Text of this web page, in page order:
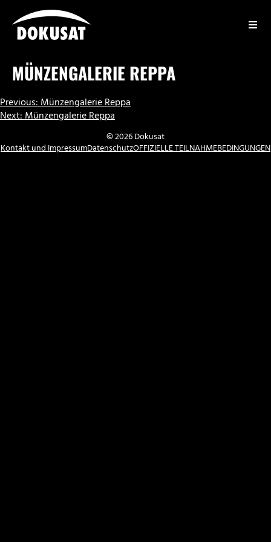
Inhalt
springen
MÜNZENGALERIE REPPA
BEITRAGSNAVIGATION
Previous:Münzengalerie Reppa
Next:Münzengalerie Reppa
© 2026 Dokusat
Kontakt und ImpressumDatenschutzOFFIZIELLE TEILNAHMEBEDINGUNGEN